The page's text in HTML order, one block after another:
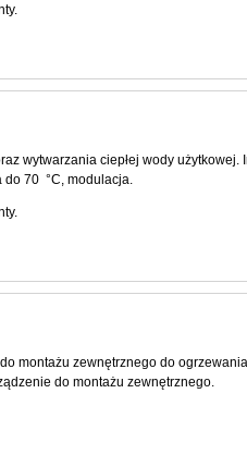
wytwarzania ciepłej wody użytkowej.
do 70 °C, modulacja.
montażu zewnętrznego do
do montażu zewnętrznego.